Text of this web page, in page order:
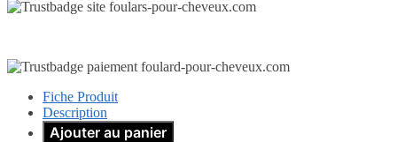
Fiche Produit
Description
Ajouter au panier